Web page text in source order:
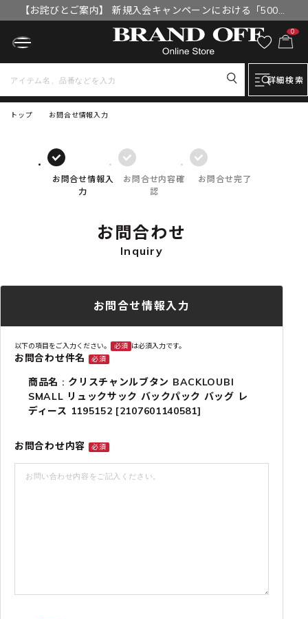
【お詫びとご案内】 新規入会キャンペーンにおける「500円
OFFクーポン」付与漏れと補填について
0
詳細検索
トップ お問合せ情報入力
お問合せ情報入
力
お問合せ内容確
認
お問合せ完了
お問合わせ
Inquiry
お問合せ情報入力
以下の項目をご入力ください。 必須 は必須入力です。
お問合わせ件名 必須
商品名 : クリスチャンルブタン BACKLOUBI
SMALL リュックサック バックパック バッグ レ
ディース 1195152 [2107601140581]
お問合わせ内容 必須